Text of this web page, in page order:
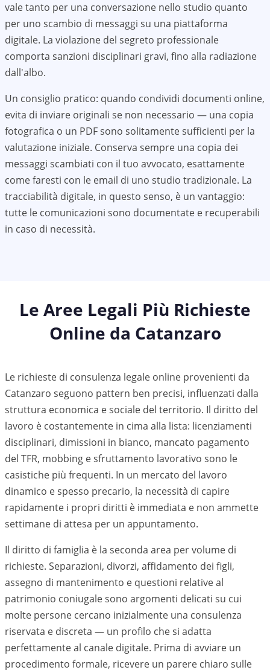
vale tanto per una conversazione nello studio quanto
per uno scambio di messaggi su una piattaforma
digitale. La violazione del segreto professionale
comporta sanzioni disciplinari gravi, fino alla radiazione
dall'albo.
Un consiglio pratico: quando condividi documenti online,
evita di inviare originali se non necessario — una copia
fotografica o un PDF sono solitamente sufficienti per la
valutazione iniziale. Conserva sempre una copia dei
messaggi scambiati con il tuo avvocato, esattamente
come faresti con le email di uno studio tradizionale. La
tracciabilità digitale, in questo senso, è un vantaggio:
tutte le comunicazioni sono documentate e recuperabili
in caso di necessità.
Le Aree Legali Più Richieste
Online da Catanzaro
Le richieste di consulenza legale online provenienti da
Catanzaro seguono pattern ben precisi, influenzati dalla
struttura economica e sociale del territorio. Il diritto del
lavoro è costantemente in cima alla lista: licenziamenti
disciplinari, dimissioni in bianco, mancato pagamento
del TFR, mobbing e sfruttamento lavorativo sono le
casistiche più frequenti. In un mercato del lavoro
dinamico e spesso precario, la necessità di capire
rapidamente i propri diritti è immediata e non ammette
settimane di attesa per un appuntamento.
Il diritto di famiglia è la seconda area per volume di
richieste. Separazioni, divorzi, affidamento dei figli,
assegno di mantenimento e questioni relative al
patrimonio coniugale sono argomenti delicati su cui
molte persone cercano inizialmente una consulenza
riservata e discreta — un profilo che si adatta
perfettamente al canale digitale. Prima di avviare un
procedimento formale, ricevere un parere chiaro sulle